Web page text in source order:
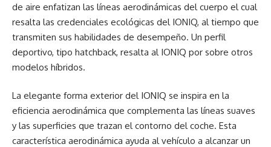
de aire enfatizan las líneas aerodinámicas del cuerpo el cual
resalta las credenciales ecológicas del IONIQ, al tiempo que
transmiten sus habilidades de desempeño. Un perfil
deportivo, tipo hatchback, resalta al IONIQ por sobre otros
modelos híbridos.
La elegante forma exterior del IONIQ se inspira en la
eficiencia aerodinámica que complementa las líneas suaves
y las superficies que trazan el contorno del coche. Esta
característica aerodinámica ayuda al vehículo a alcanzar un